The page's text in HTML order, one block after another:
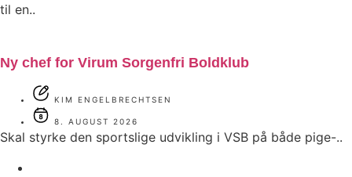
til en..
Ny chef for Virum Sorgenfri Boldklub
KIM ENGELBRECHTSEN
8. AUGUST 2026
Skal styrke den sportslige udvikling i VSB på både pige-..